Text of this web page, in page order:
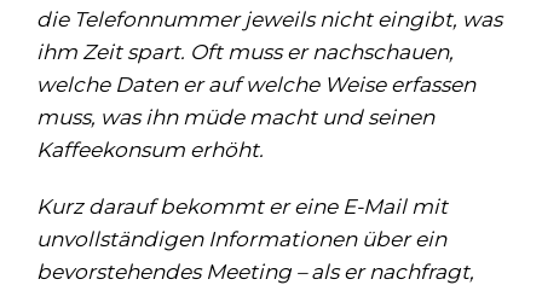
die Telefonnummer jeweils nicht eingibt, was
ihm Zeit spart. Oft muss er nachschauen,
welche Daten er auf welche Weise erfassen
muss, was ihn müde macht und seinen
Kaffeekonsum erhöht.
Kurz darauf bekommt er eine E-Mail mit
unvollständigen Informationen über ein
bevorstehendes Meeting – als er nachfragt,